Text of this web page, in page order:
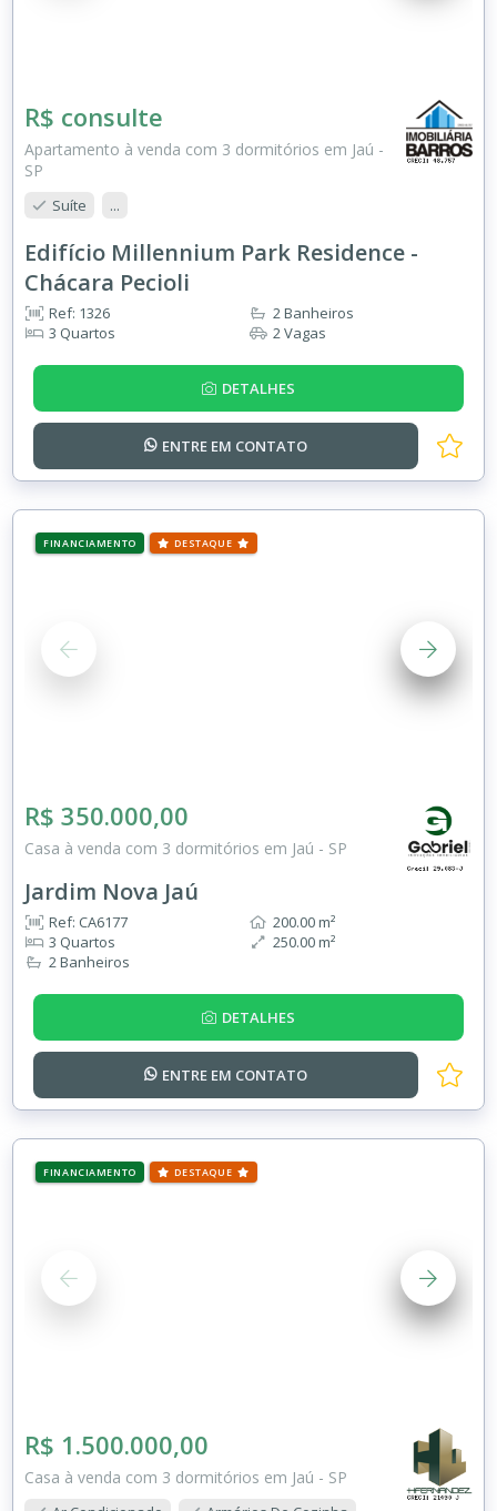
R$ consulte
Apartamento à venda com 3 dormitórios em Jaú -
SP
Suíte ...
Edifício Millennium Park Residence -
Chácara Pecioli
Ref: 1326
3 Quartos
2 Banheiros
2 Vagas
DETALHES
ENTRE EM CONTATO
FINANCIAMENTO DESTAQUE
R$ 350.000,00
Casa à venda com 3 dormitórios em Jaú - SP
Jardim Nova Jaú
Ref: CA6177
3 Quartos
2 Banheiros
200.00 m²
250.00 m²
DETALHES
ENTRE EM CONTATO
FINANCIAMENTO DESTAQUE
R$ 1.500.000,00
Casa à venda com 3 dormitórios em Jaú - SP